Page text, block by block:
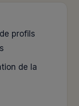
profils
de la